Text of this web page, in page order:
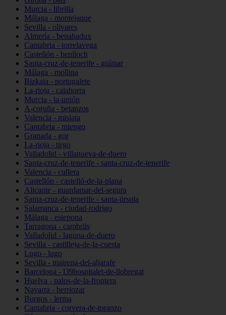
Murcia - librilla
Málaga - montejaque
Sevilla - olivares
Almería - benahadux
Cantabria - torrelavega
Castellón - benlloch
Santa-cruz-de-tenerife - güímar
Málaga - mollina
Bizkaia - portugalete
La-rioja - calahorra
Murcia - la-unión
A-coruña - betanzos
Valencia - mislata
Cantabria - miengo
Granada - gor
La-rioja - tirgo
Valladolid - villanueva-de-duero
Santa-cruz-de-tenerife - santa-cruz-de-tenerife
Valencia - cullera
Castellón - castelló-de-la-plana
Alicante - guardamar-del-segura
Santa-cruz-de-tenerife - santa-úrsula
Salamanca - ciudad-rodrigo
Málaga - estepona
Tarragona - cambrils
Valladolid - laguna-de-duero
Sevilla - castilleja-de-la-cuesta
Lugo - lugo
Sevilla - mairena-del-aljarafe
Barcelona - l39hospitalet-de-llobregat
Huelva - palos-de-la-frontera
Navarra - berriozar
Burgos - lerma
Cantabria - corvera-de-toranzo